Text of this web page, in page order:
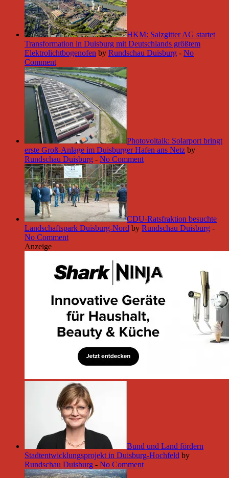
HKM: Salzgitter AG startet
Transformation in Duisburg mit Deutschlands größtem
Elektrolichtbogenofen by Rundschau Duisburg - No
Comment
Photovoltaik: Solarport bringt
erste Groß-Anlage im Duisburger Hafen ans Netz by
Rundschau Duisburg - No Comment
CDU-Ratsfraktion besuchte
Landschaftspark Duisburg-Nord by Rundschau Duisburg -
No Comment
Anzeige
Bund und Land fördern
Stadtentwicklungsprojekt in Duisburg-Hochfeld by
Rundschau Duisburg - No Comment